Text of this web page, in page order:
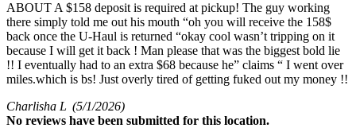
ABOUT A $158 deposit is required at pickup! The guy working
there simply told me out his mouth “oh you will receive the 158$
back once the U-Haul is returned “okay cool wasn’t tripping on it
because I will get it back ! Man please that was the biggest bold lie
!! I eventually had to an extra $68 because he” claims “ I went over
miles.which is bs! Just overly tired of getting fuked out my money !!
Charlisha L (5/1/2026)
No reviews have been submitted for this location.